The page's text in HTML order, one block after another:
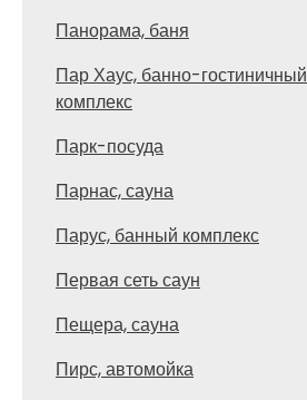
Панорама, баня
Пар Хаус, банно-гостиничный
комплекс
Парк-посуда
Парнас, сауна
Парус, банный комплекс
Первая сеть саун
Пещера, сауна
Пирс, автомойка